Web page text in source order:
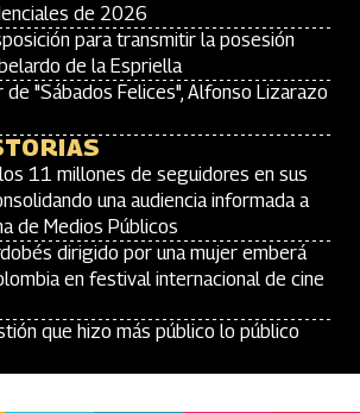
de 2026
para transmitir la posesión
de la Espriella
"Sábados Felices", Alfonso Lizarazo
11 millones de seguidores en sus
una audiencia informada a
de Medios Públicos
dirigido por una mujer emberá
en festival internacional de cine
que hizo más público lo público